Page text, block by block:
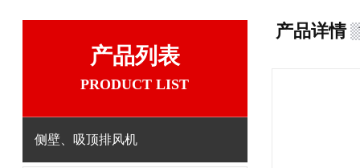
产品列表
PRODUCT LIST
侧壁、吸顶排风机
产品详情